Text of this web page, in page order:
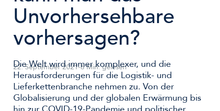
Unvorhersehbare
vorhersagen?
22. September 2021-6 Min. gelesen
Die Welt wird immer komplexer, und die
Herausforderungen für die Logistik- und
Lieferkettenbranche nehmen zu. Von der
Globalisierung und der globalen Erwärmung bis